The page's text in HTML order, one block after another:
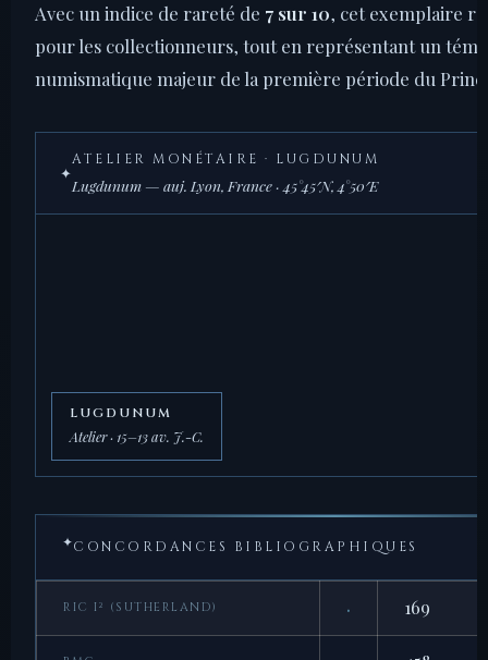
Avec un indice de rareté de 7 sur 10, cet exemplaire
pour les collectionneurs, tout en représentant un
numismatique majeur de la première période du
✦
ATELIER MONÉTAIRE · LUGDUNUM
Lugdunum — auj. Lyon, France · 45°45′N, 4°50′E
LUGDUNUM
Atelier · 15–13 av. J.-C.
✦CONCORDANCES BIBLIOGRAPHIQUES
RIC I² (SUTHERLAND) · 169